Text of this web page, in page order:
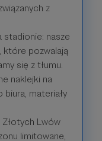
z
nasze
które pozwalają
się z tłumu.
naklejki na
materiały
Lwów
limitowane,